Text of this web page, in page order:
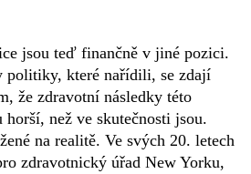
jsou teď finančně v jiné pozici.
politiky, které nařídili, se zdají
že zdravotní následky této
horší, než ve skutečnosti jsou.
na realitě. Ve svých 20. letech
zdravotnický úřad New Yorku,